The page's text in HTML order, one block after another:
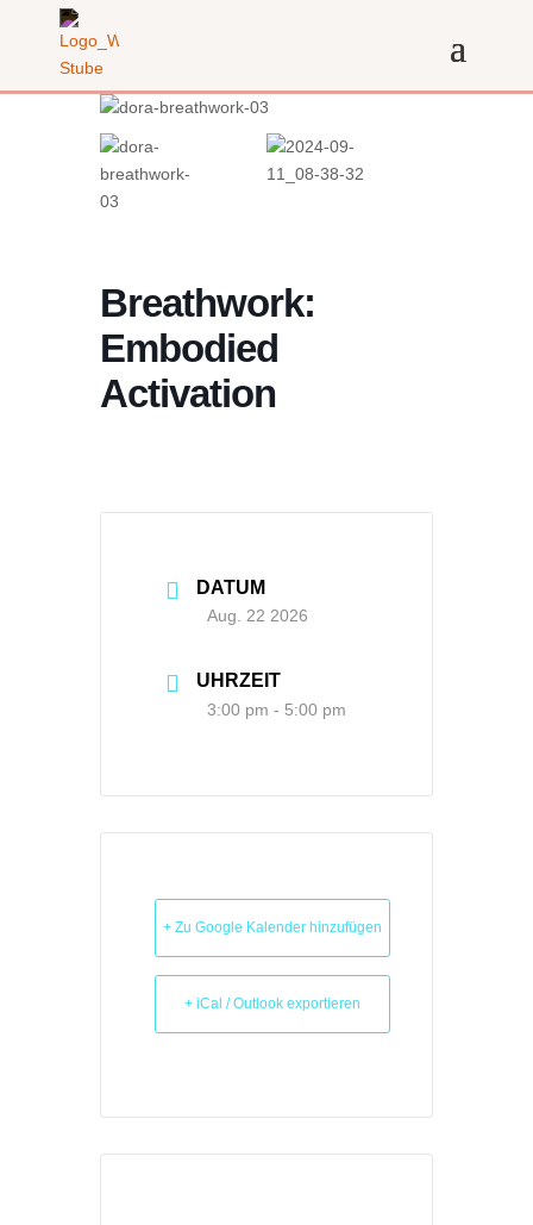
Breathwork:
Embodied
Activation
DATUM
Aug. 22 2026
UHRZEIT
3:00 pm - 5:00 pm
+ Zu Google Kalender hinzufügen
+ iCal / Outlook exportieren